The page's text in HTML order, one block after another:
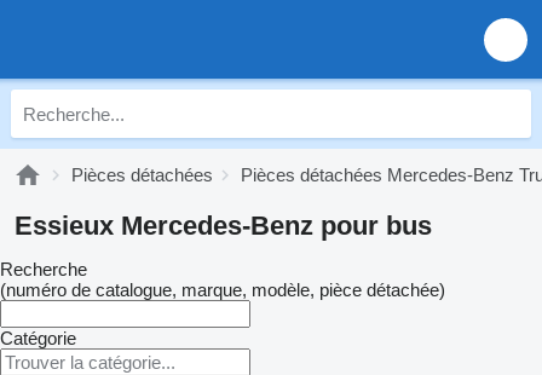
Pièces détachées Pièces détachées Mercedes-Benz
Essieux Mercedes-Benz pour bus
Recherche
(numéro de catalogue, marque, modèle, pièce détachée)
Catégorie